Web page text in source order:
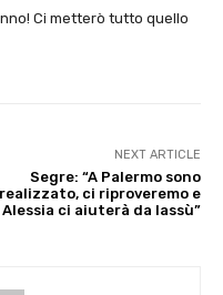
Ci metterò tutto quello
NEXT ARTICLE
Segre: “A Palermo sono
realizzato, ci riproveremo e
Alessia ci aiuterà da lassù”